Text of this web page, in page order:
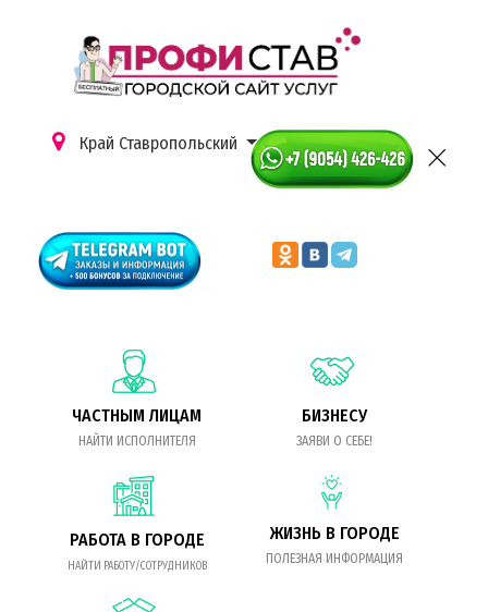
Край Ставропольский
ЧАСТНЫМ ЛИЦАМ
НАЙТИ ИСПОЛНИТЕЛЯ
БИЗНЕСУ
ЗАЯВИ О СЕБЕ!
РАБОТА В ГОРОДЕ
НАЙТИ РАБОТУ/СОТРУДНИКОВ
ЖИЗНЬ В ГОРОДЕ
ПОЛЕЗНАЯ ИНФОРМАЦИЯ